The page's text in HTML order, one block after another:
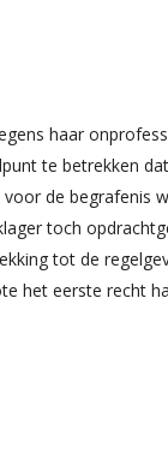
haar
te betrekken
de begrafenis
toch
tot de
het eerste recht